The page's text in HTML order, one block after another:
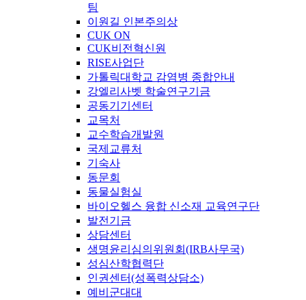
팀
이원길 인본주의상
CUK ON
CUK비전혁신원
RISE사업단
가톨릭대학교 감염병 종합안내
강엘리사벳 학술연구기금
공동기기센터
교목처
교수학습개발원
국제교류처
기숙사
동문회
동물실험실
바이오헬스 융합 신소재 교육연구단
발전기금
상담센터
생명윤리심의위원회(IRB사무국)
성심산학협력단
인권센터(성폭력상담소)
예비군대대